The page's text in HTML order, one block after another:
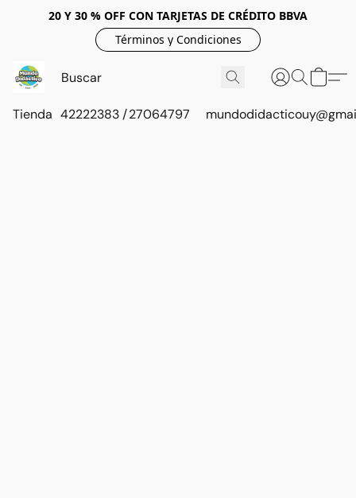
20 Y 30 % OFF CON TARJETAS DE CRÉDITO BBVA
Términos y Condiciones
Tienda 42222383 / 27064797